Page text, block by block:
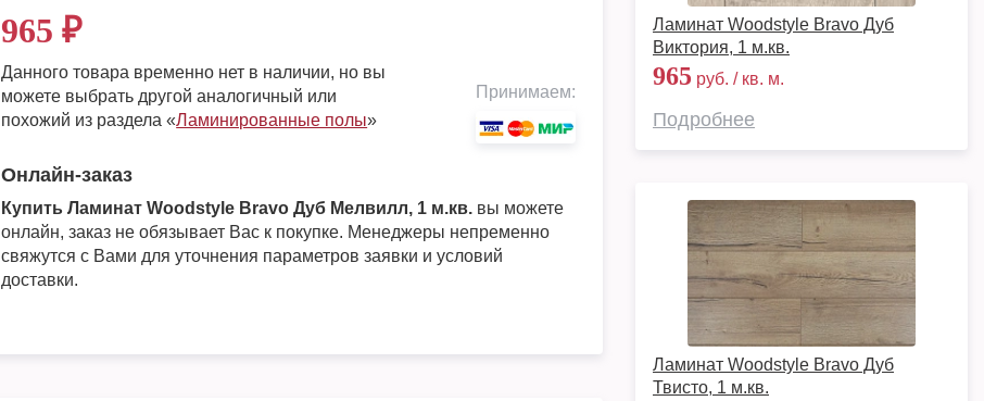
965 ₽
Данного товара временно нет в наличии, но вы
можете выбрать другой аналогичный или
похожий из раздела «Ламинированные полы»
Принимаем:
Онлайн-заказ
Купить Ламинат Woodstyle Bravo Дуб Мелвилл, 1 м.кв. вы можете
онлайн, заказ не обязывает Вас к покупке. Менеджеры непременно
свяжутся с Вами для уточнения параметров заявки и условий
доставки.
Ламинат Woodstyle Bravo Дуб
Виктория, 1 м.кв.
965 руб. / кв. м.
Подробнее
Ламинат Woodstyle Bravo Дуб
Твисто, 1 м.кв.